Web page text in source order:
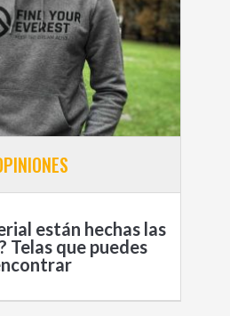
están hechas las
Telas que puedes